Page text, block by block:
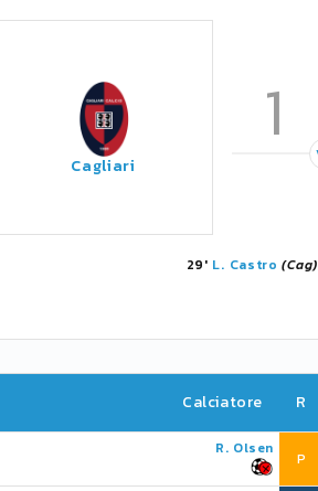
Cagliari
1
29' L. Castro (Cag)
Calciatore R
R. Olsen
P